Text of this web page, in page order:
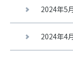
2024年5
2024年4